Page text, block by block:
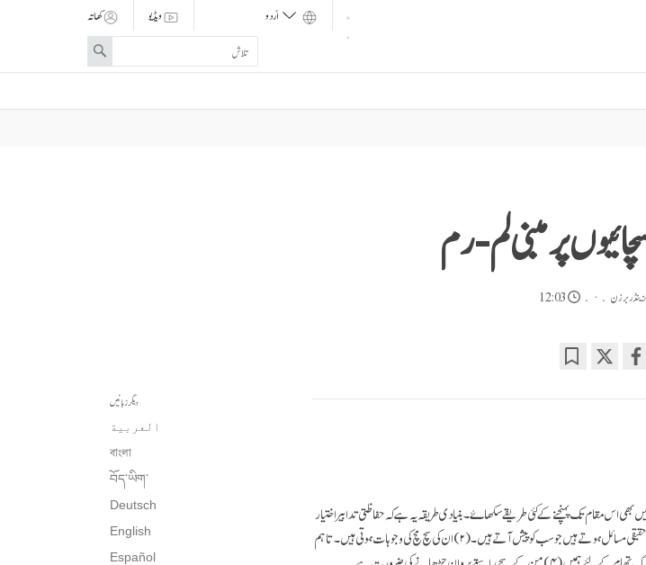
ویڈیو
کھاتہ
Enter
search
term
Search
پر مبنی لم-رم
برزن 12:03
دیگر زبانیں
العربية
বাংলা
བོད་ཡིག་
Deutsch
English
Español
بھی اس مقام تک پہنچنے کے کئی طریقے سکھاۓ۔ بنیادی طریقہ یہ ہے کہ حفاظتی تدابیر اختیار
کی جائیں۔ بہ الفاظ دیگر دھرم کی راہ پر چلا جاۓ۔ اولاً ہمارے ہاں ( ۱ ) حقیقی مسائل ہوتے ہیں جو سب کو پیش آتے ہیں۔ ( ۲ ) ان کی سچ مچ کی وجوہات ہوتی ہیں۔ تاہم